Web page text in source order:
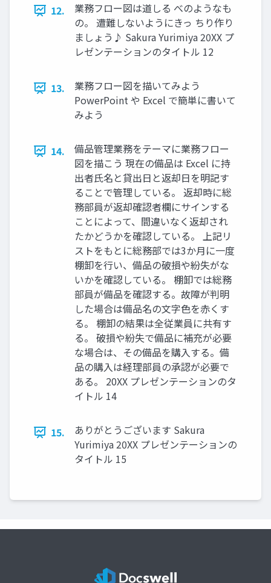
12.
業務フロー図は道しる べのようなも
の。 遭難しないようにきっ ちり作り
ましょう♪ Sakura Yurimiya 20XX プ
レゼンテーションのタイトル 12
13.
業務フロー図を描いてみよう
PowerPoint や Excel で簡単に書いて
みよう
14.
備品管理業務をテーマに業務フロー
図を描こう 現在の備品は Excel に持
出者氏名と貸出日と返却日を明記す
ることで管理している。 返却時に総
務部員が返却確認者欄にサインする
ことによって、間違いなく返却され
たかどうかを確認している。 上記リ
ストをもとに総務部では3か月に一度
棚卸を行い、備品の破損や紛失がな
いかを確認している。 棚卸では総務
部員が備品を確認する。故障が判明
した場合は備品名の文字色を赤くす
る。 棚卸の結果は全従業員に共有す
る。 破損や紛失で備品に補充が必要
な場合は、その備品を購入する。備
品の購入は経理部員の承認が必要で
ある。 20XX プレゼンテーションのタ
イトル 14
15.
ありがとうございます Sakura
Yurimiya 20XX プレゼンテーションの
タイトル 15